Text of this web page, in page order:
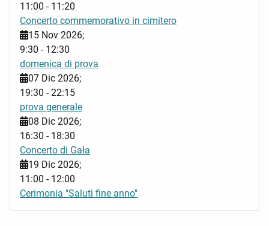
11:00 - 11:20
Concerto commemorativo in cimitero
15 Nov 2026;
9:30 - 12:30
domenica di prova
07 Dic 2026;
19:30 -22:15
prova generale
08 Dic 2026;
16:30 - 18:30
Concerto di Gala
19 Dic 2026;
11:00 - 12:00
Cerimonia "Saluti fine anno"